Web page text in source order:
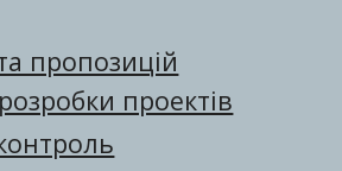
пропозицій
проектів